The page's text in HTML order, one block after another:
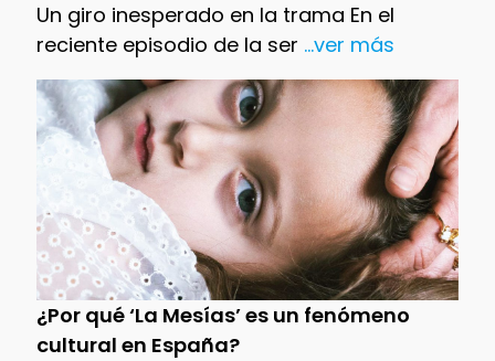
Un giro inesperado en la trama En el
reciente episodio de la ser ...ver más
¿Por qué ‘La Mesías’ es un fenómeno
cultural en España?